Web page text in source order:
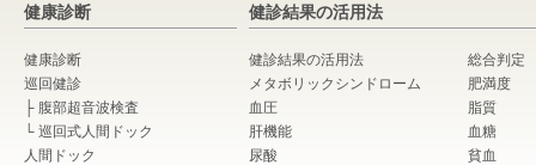
健康診断
健康診断
巡回健診
├ 腹部超音波検査
└ 巡回式人間ドック
人間ドック
健診結果の活用法
健診結果の活用法
総合判定
メタボリックシンドローム
肥満度
血圧
脂質
肝機能
血糖
尿酸
貧血